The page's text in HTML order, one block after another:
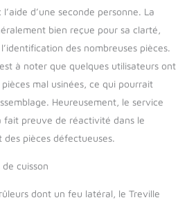
d’une seconde personne. La
bien reçue pour sa clarté,
des nombreuses pièces.
à noter que quelques utilisateurs ont
mal usinées, ce qui pourrait
Heureusement, le service
fait preuve de réactivité dans le
des pièces défectueuses.
cuisson
dont un feu latéral, le Treville